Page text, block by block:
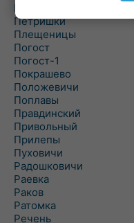
Першаи
Петришки
Плещеницы
Погост
Погост-1
Покрашево
Положевичи
Поплавы
Правдинский
Привольный
Прилепы
Пуховичи
Радошковичи
Раевка
Раков
Ратомка
Речень